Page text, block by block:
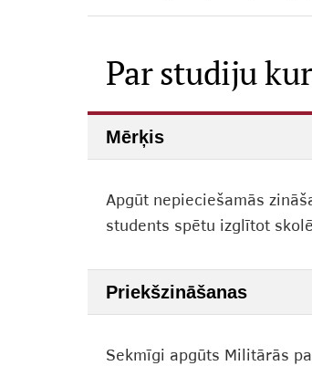
Par studiju
Mērķis
Apgūt nepieciešamās
students spētu izglītot
Priekšzināšanas
Sekmīgi apgūts Militārās